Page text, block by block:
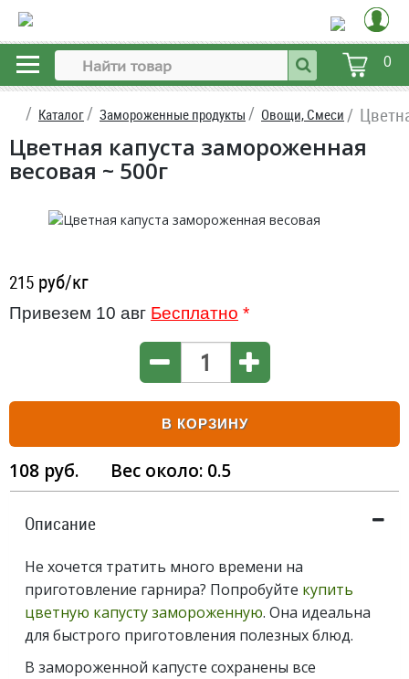
0
Каталог Замороженные продукты Овощи, Смеси
Цветная капуста замороженная
весовая ~ 500г
215 руб/кг
Привезем 10 авг Бесплатно *
В КОРЗИНУ
108 руб. Вес около: 0.5
Описание
Не хочется тратить много времени на
приготовление гарнира? Попробуйте купить
цветную капусту замороженную. Она идеальна
для быстрого приготовления полезных блюд.
В замороженной капусте сохранены все